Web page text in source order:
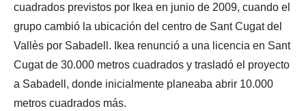
cuadrados previstos por Ikea en junio de 2009, cuando el
grupo cambió la ubicación del centro de Sant Cugat del
Vallès por Sabadell. Ikea renunció a una licencia en Sant
Cugat de 30.000 metros cuadrados y trasladó el proyecto
a Sabadell, donde inicialmente planeaba abrir 10.000
metros cuadrados más.